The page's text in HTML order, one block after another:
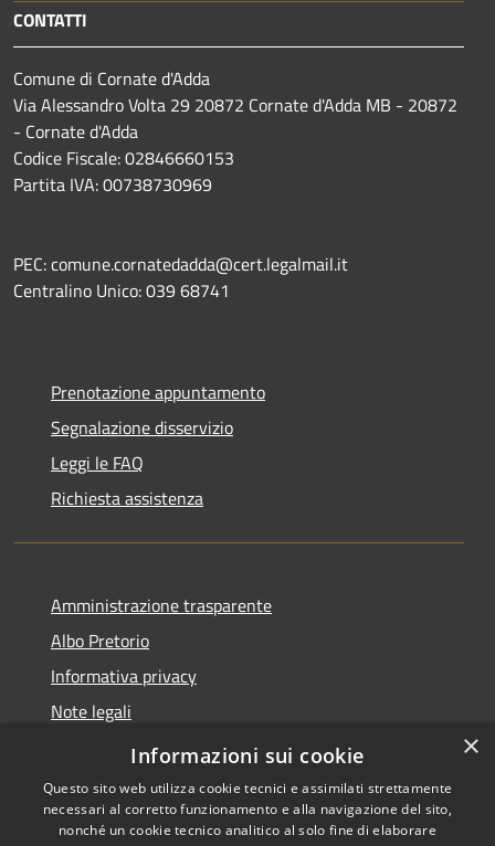
CONTATTI
Comune di Cornate d'Adda
Via Alessandro Volta 29 20872 Cornate d'Adda MB - 20872
- Cornate d'Adda
Codice Fiscale: 02846660153
Partita IVA: 00738730969
PEC: comune.cornatedadda@cert.legalmail.it
Centralino Unico: 039 68741
Prenotazione appuntamento
Segnalazione disservizio
Leggi le FAQ
Richiesta assistenza
Amministrazione trasparente
Albo Pretorio
Informativa privacy
Note legali
Dichiarazione di accessibilità
×
Informazioni sui cookie
Questo sito web utilizza cookie tecnici e assimilati strettamente
necessari al corretto funzionamento e alla navigazione del sito,
nonché un cookie tecnico analitico al solo fine di elaborare